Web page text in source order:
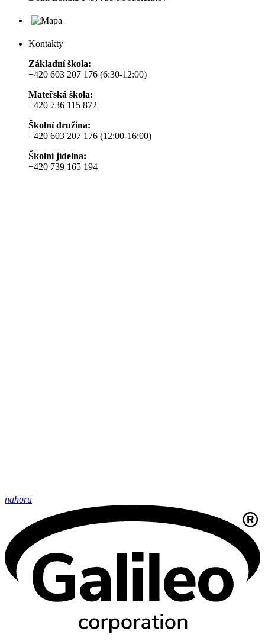
Kontakty
Základní škola:
+420 603 207 176 (6:30-12:00)
Mateřská škola:
+420 736 115 872
Školní družina:
+420 603 207 176 (12:00-16:00)
Školní jídelna:
+420 739 165 194
nahoru